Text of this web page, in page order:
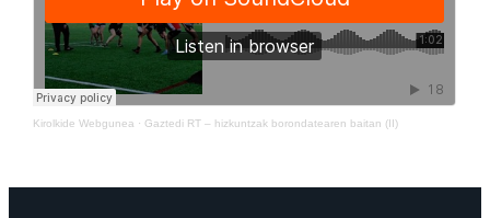
Kirolkide Webgunea ·Gaztedi RT – hizkuntzak borondatearen baitan (II)